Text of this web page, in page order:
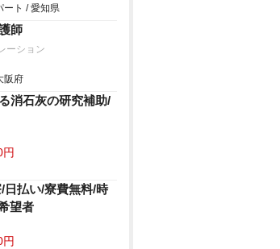
ート / 愛知県
師
ーション
阪府
消石灰の研究補助/
日払い/寮費無料/時
望者